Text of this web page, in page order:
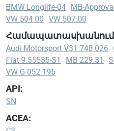
BMW Longlife-04 MB-
VW 504.00 VW 507.00
Համապատասխանում
Audi Motorsport V31 748 026
Fiat 9.55535-S1
MB 229.31
VW G 052 195
API:
SN
ACEA: